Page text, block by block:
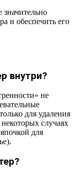
и обеспечить его
внутри?
не
для удаления
случаях
для